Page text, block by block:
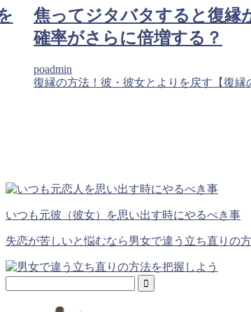
焦ってジタバタすると復縁
確率がさらに倍増する？
poadmin
復縁の方法！彼・彼女とよりを戻す【復縁
いつも元彼（彼女）を思い出す時にやるべき事
失恋が苦しいと悩むなら男女で違う立ち直りの